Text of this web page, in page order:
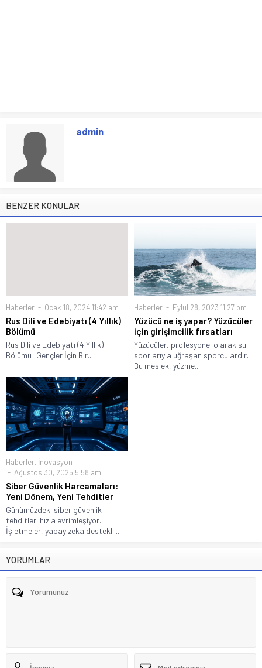
admin
BENZER KONULAR
Haberler Ocak 18, 2024 11:42 am
Rus Dili ve Edebiyatı (4 Yıllık)
Bölümü
Rus Dili ve Edebiyatı (4 Yıllık)
Bölümü: Gençler İçin Bir...
Haberler Eylül 28, 2023 11:27 pm
Yüzücü ne iş yapar? Yüzücüler
için girişimcilik fırsatları
Yüzücüler, profesyonel olarak su
sporlarıyla uğraşan sporculardır.
Bu meslek, yüzme...
Haberler, İnovasyon
Ağustos 30, 2025 5:58 am
Siber Güvenlik Harcamaları:
Yeni Dönem, Yeni Tehditler
Günümüzdeki siber güvenlik
tehditleri hızla evrimleşiyor.
İşletmeler, yapay zeka destekli...
YORUMLAR